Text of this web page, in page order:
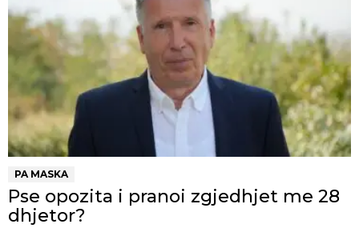
PA MASKA
Pse opozita i pranoi zgjedhjet me 28
dhjetor?